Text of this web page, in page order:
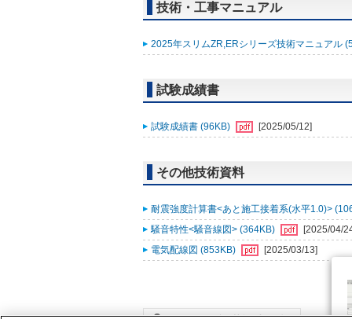
技術・工事マニュアル
2025年スリムZR,ERシリーズ技術マニュアル
試験成績書
試験成績書 (96KB) [2025/05/12]
その他技術資料
耐震強度計算書<あと施工接着系(水平1.0)>
騒音特性<騒音線図> (364KB)
[2025/04/
電気配線図 (853KB)
[2025/03/13]